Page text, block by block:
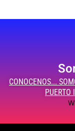
CONOCENOS...
PUERTO